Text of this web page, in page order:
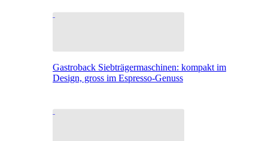
Gastroback Siebträgermaschinen: kompakt im
Design, gross im Espresso-Genuss